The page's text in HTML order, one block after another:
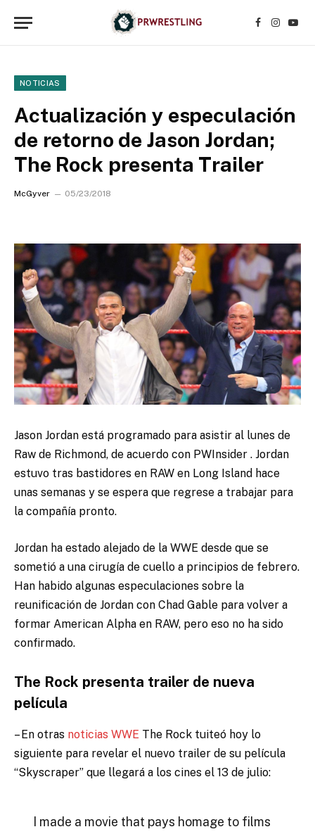
Facebook
NOTICIAS
Actualización y especulación
de retorno de Jason Jordan;
The Rock presenta Trailer
McGyver 05/23/2018
Jason Jordan está programado para asistir al lunes de
Raw de Richmond, de acuerdo con PWInsider . Jordan
estuvo tras bastidores en RAW en Long Island hace
unas semanas y se espera que regrese a trabajar para
la compañía pronto.
Jordan ha estado alejado de la WWE desde que se
sometió a una cirugía de cuello a principios de febrero.
Han habido algunas especulaciones sobre la
reunificación de Jordan con Chad Gable para volver a
formar American Alpha en RAW, pero eso no ha sido
confirmado.
The Rock presenta trailer de nueva
película
– En otras noticias WWE The Rock tuiteó hoy lo
siguiente para revelar el nuevo trailer de su película
“Skyscraper” que llegará a los cines el 13 de julio:
I made a movie that pays homage to films